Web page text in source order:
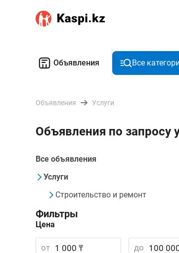
Объявления Все
Объявления Услуги
Объявления по запросу
Все объявления
Услуги
Строительство и ремонт
Фильтры
Цена
от до